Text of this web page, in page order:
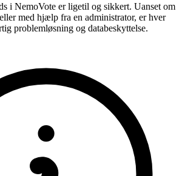
i NemoVote er ligetil og sikkert. Uanset om
med hjælp fra en administrator, er hver
problemløsning og databeskyttelse.